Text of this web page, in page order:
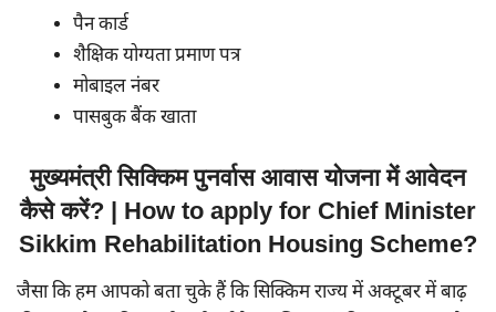
पैन कार्ड
शैक्षिक योग्यता प्रमाण पत्र
मोबाइल नंबर
पासबुक बैंक खाता
मुख्यमंत्री सिक्किम पुनर्वास आवास योजना में आवेदन
कैसे करें? | How to apply for Chief Minister
Sikkim Rehabilitation Housing Scheme?
जैसा कि हम आपको बता चुके हैं कि सिक्किम राज्य में अक्टूबर में बाढ़